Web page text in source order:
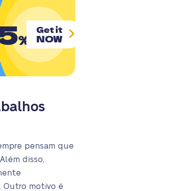
%
Get it
NOW
pensam que
disso,
Outro motivo é